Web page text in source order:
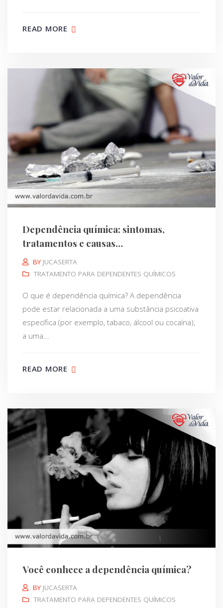
READ MORE
Dependência química: sintomas,
tratamentos e causas…
BY JUCASERTA
TRATAMENTO PARA DEPENDENTES QUÍMICOS
O que é dependência química? A dependência
pode estar relacionada a uma substância psicoativa
específica (por exemplo, tabaco, álcool ou cocaína),
a uma...
READ MORE
Você conhece a dependência química?
BY JUCASERTA
TRATAMENTO PARA DEPENDENTES QUÍMICOS